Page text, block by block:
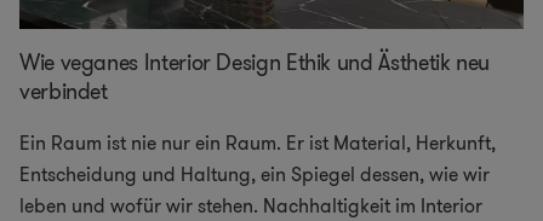
Wie veganes Interior Design Ethik und Ästhetik neu
verbindet
Ein Raum ist nie nur ein Raum. Er ist Material, Herkunft,
Entscheidung und Haltung, ein Spiegel dessen, wie wir
leben und wofür wir stehen. Nachhaltigkeit im Interior